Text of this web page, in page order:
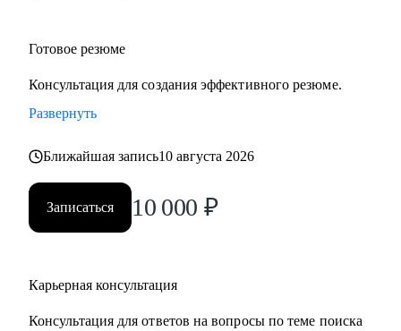
• Управление персоналом
• Юриспруденция и правовое сопровождение бизнеса
и принять собственное, выверенное решение.
Готовое резюме
Консультация для создания эффективного резюме.
Развернуть
Ближайшая запись10 августа 2026
Записаться 10 000 ₽
Карьерная консультация
Консультация для ответов на вопросы по теме поиска